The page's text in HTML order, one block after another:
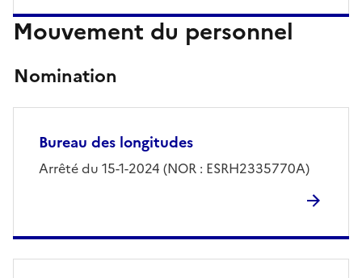
Mouvement du personnel
Nomination
Bureau des longitudes
Arrêté du 15-1-2024 (NOR : ESRH2335770A)